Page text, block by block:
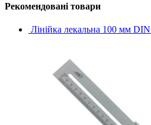
Рекомендовані товари
Лінійка лекальна 100 мм